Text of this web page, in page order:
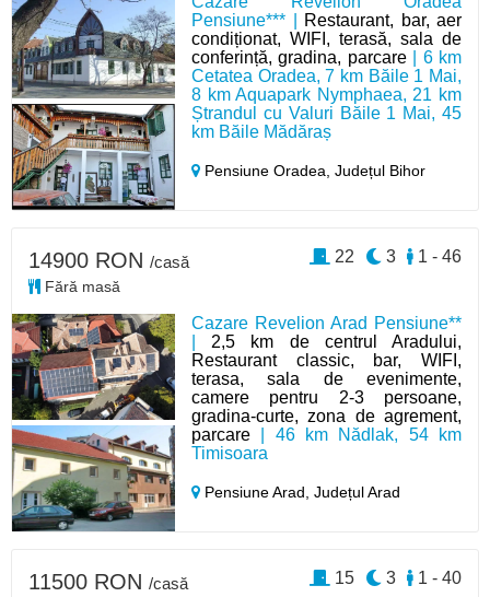
Pensiune*** |
Restaurant, bar, aer
condiționat, WIFI, terasă, sala de
conferință, gradina, parcare| 6 km
Cetatea Oradea, 7 km Băile 1 Mai,
8 km Aquapark Nymphaea, 21 km
Ștrandul cu Valuri Băile 1 Mai, 45
km Băile Mădăraș
Pensiune Oradea,Județul Bihor
Cazare Revelion Arad Pensiune**
2,5 km de centrul Aradului,
Restaurant classic, bar, WIFI,
terasa, sala de evenimente,
camere pentru 2-3 persoane,
gradina-curte, zona de agrement,
parcare | 46 km Nădlak, 54 km
Timisoara
Pensiune Arad,Județul Arad
14900 RON /casă
Fără masă
1 - 46
3
22
11500 RON /casă 1 - 40
3
15